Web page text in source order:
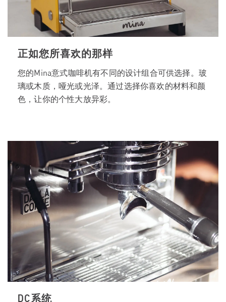
正如您所喜欢的那样
您的Mina意式咖啡机有不同的设计组合可供选择。玻
璃或木质，哑光或光泽。通过选择你喜欢的材料和颜
色，让你的个性大放异彩。
DC系统